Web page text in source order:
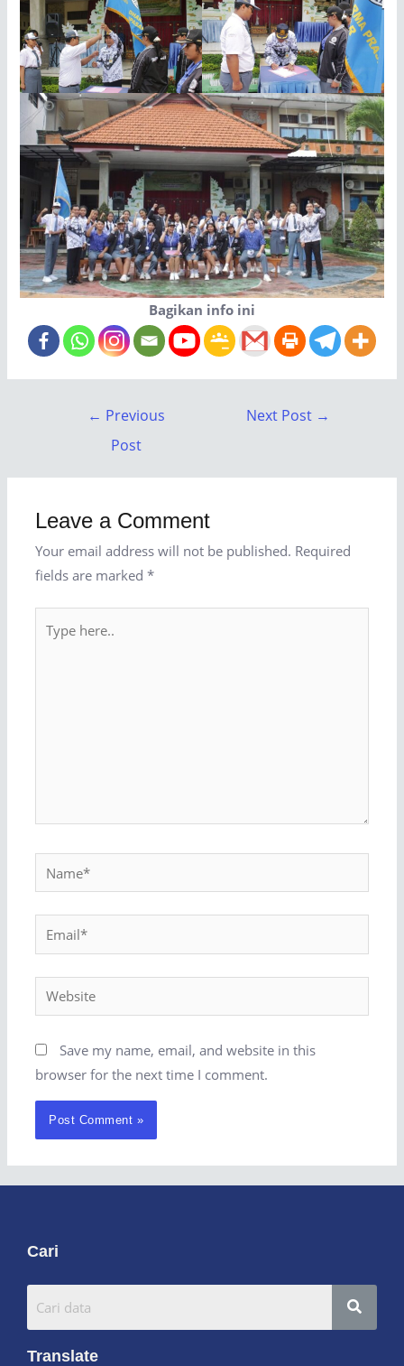
Bagikan info ini
← Previous
Post
Next Post →
Leave a Comment
Your email address will not be published. Required
fields are marked*
Save my name, email, and website in this
browser for the next time I comment.
Cari
Translate